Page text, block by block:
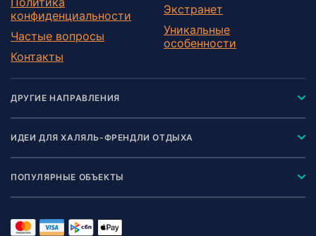
конфиденциальности
Частые вопросы
Контакты
Экстранет
Уникальные
особенности
ДРУГИЕ НАПРАВЛЕНИЯ
ИДЕИ ДЛЯ ХАЛЯЛЬ-ФРЕНДЛИ ОТДЫХА
ПОПУЛЯРНЫЕ ОБЪЕКТЫ